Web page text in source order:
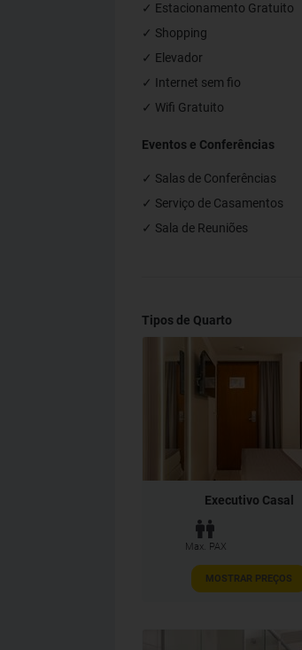
✓ Estacionamento Gratuito
✓ Shopping
✓ Elevador
✓ Internet sem fio
✓ Wifi Gratuito
Eventos e Conferências
✓ Salas de Conferências
✓ Serviço de Casamentos
✓ Sala de Reuniões
Tipos de Quarto
Executivo Casal
Max. PAX
MOSTRAR PREÇOS